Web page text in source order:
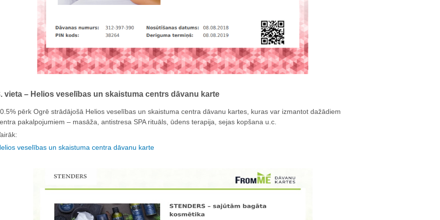
vieta – Helios veselības un skaistuma centrs dāvanu karte
pērk Ogrē strādājošā Helios veselības un skaistuma centra dāvanu kartes, kuras var izmantot dažādiem
pakalpojumiem – masāža, antistresa SPA rituāls, ūdens terapija, sejas kopšana u.c.
veselības un skaistuma centra dāvanu karte